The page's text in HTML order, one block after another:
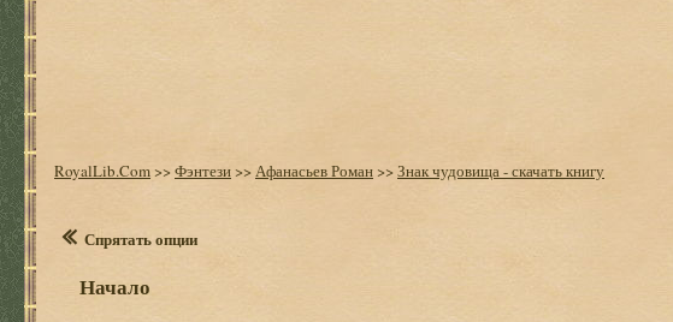
RoyalLib.Com>>Фэнтези>>Афанасьев Роман>> Знак чудовища - скачать книгу
Спрятать опции
Начало